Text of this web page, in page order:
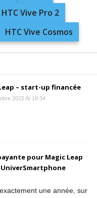
HTC Vive Pro 2
HTC Vive Cosmos
– start-up financée
2015 At 18:34
pour Magic Leap
UniverSmartphone
une année, sur